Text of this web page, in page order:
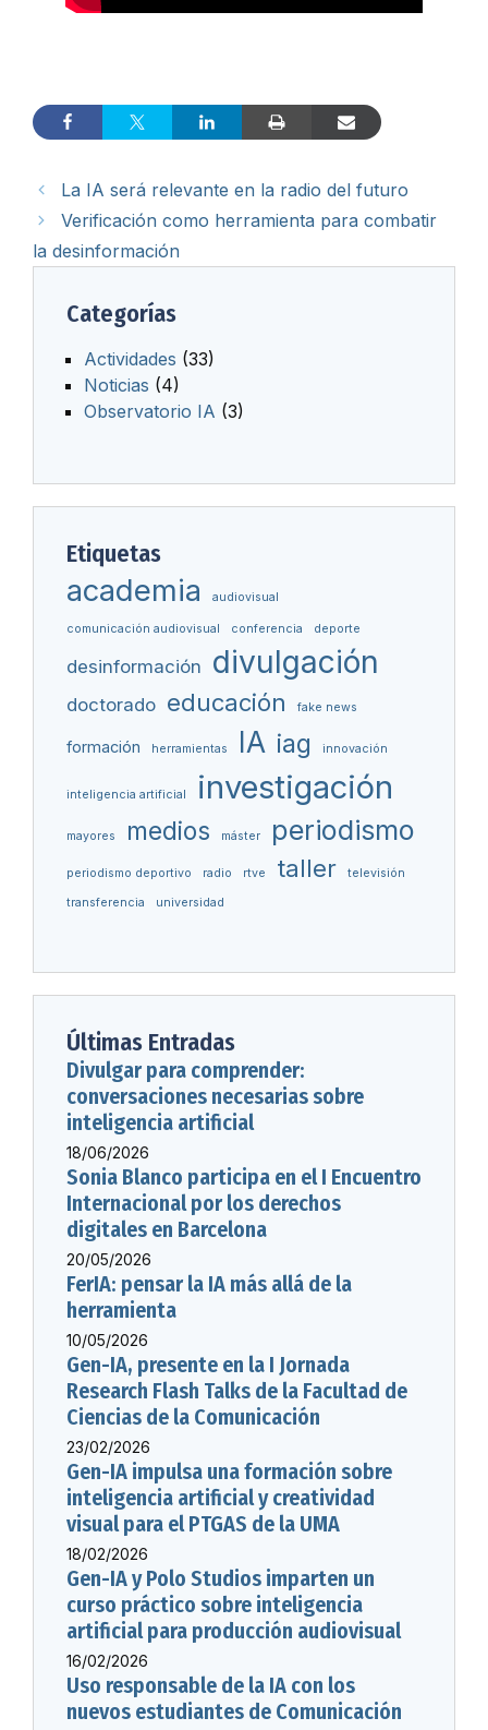
La IA será relevante en la radio del futuro
Verificación como herramienta para combatir
la desinformación
Categorías
Actividades (33)
Noticias (4)
Observatorio IA (3)
Etiquetas
academia audiovisual
comunicación audiovisual conferencia deporte
desinformación divulgación
doctorado educación fake news
formación herramientas IA iag innovación
inteligencia artificial investigación
mayores medios máster periodismo
periodismo deportivo radio rtve taller televisión
transferencia universidad
Últimas Entradas
Divulgar para comprender:
conversaciones necesarias sobre
inteligencia artificial
18/06/2026
Sonia Blanco participa en el I Encuentro
Internacional por los derechos
digitales en Barcelona
20/05/2026
FerIA: pensar la IA más allá de la
herramienta
10/05/2026
Gen-IA, presente en la I Jornada
Research Flash Talks de la Facultad de
Ciencias de la Comunicación
23/02/2026
Gen-IA impulsa una formación sobre
inteligencia artificial y creatividad
visual para el PTGAS de la UMA
18/02/2026
Gen-IA y Polo Studios imparten un
curso práctico sobre inteligencia
artificial para producción audiovisual
16/02/2026
Uso responsable de la IA con los
nuevos estudiantes de Comunicación